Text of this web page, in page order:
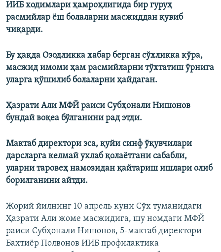
ИИБ ходимлари ҳамроҳлигида бир гуруҳ
расмийлар ёш болаларни масжиддан қувиб
чиқарди.
Бу ҳақда Озодликка хабар берган сўхликка кўра,
масжид имоми ҳам расмийларни тўхтатиш ўрнига
уларга қўшилиб болаларни ҳайдаган.
Ҳазрати Али МФЙ раиси Субҳонали Нишонов
бундай воқеа бўлганини рад этди.
Мактаб директори эса, қуйи синф ўқувчилари
дарсларга келмай ухлаб қолаётгани сабабли,
уларни таровеҳ намозидан қайтариш ишлари олиб
борилганини айтди.
Жорий йилнинг 10 апрель куни Сўх туманидаги
Ҳазрати Али жоме масжидига, шу номдаги МФЙ
раиси Субҳонали Нишонов, 5-мактаб директори
Бахтиёр Полвонов ИИБ профилактика